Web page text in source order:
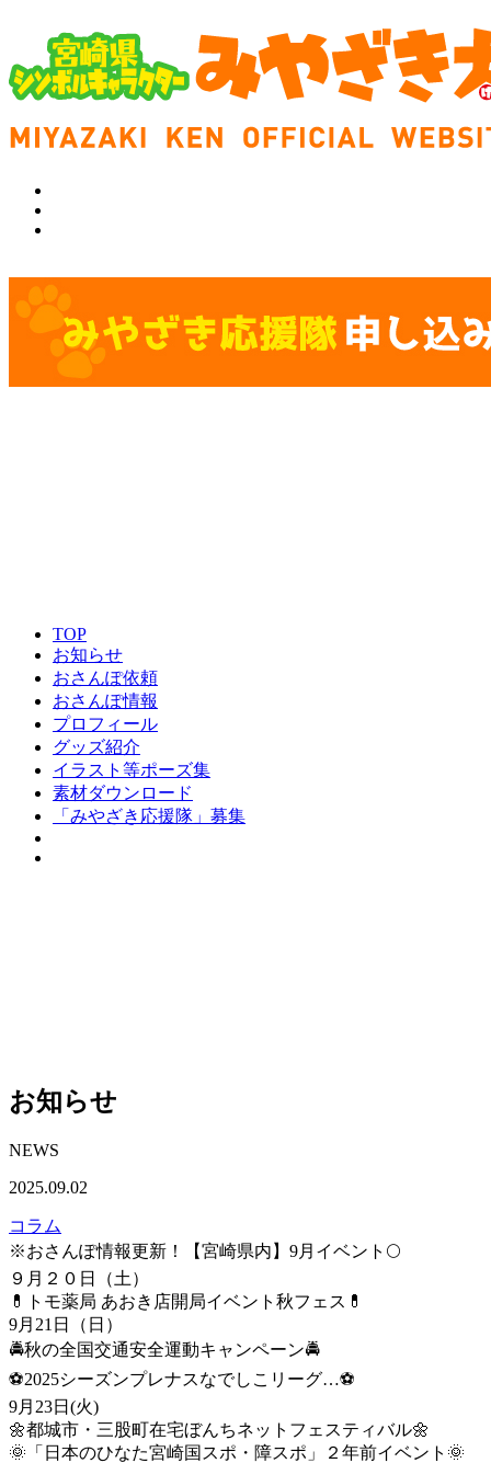
TOP
お知らせ
おさんぽ依頼
おさんぽ情報
プロフィール
グッズ紹介
イラスト等ポーズ集
素材ダウンロード
「みやざき応援隊」募集
お知らせ
NEWS
2025.09.02
コラム
※おさんぽ情報更新！【宮崎県内】9月イベント🌕
９月２０日（土）
💊トモ薬局 あおき店開局イベント秋フェス💊
9月21日（日）
🚔秋の全国交通安全運動キャンペーン🚔
⚽2025シーズンプレナスなでしこリーグ…⚽
9月23日(火)
🌼都城市・三股町在宅ぼんちネットフェスティバル🌼
🌞「日本のひなた宮崎国スポ・障スポ」２年前イベント🌞